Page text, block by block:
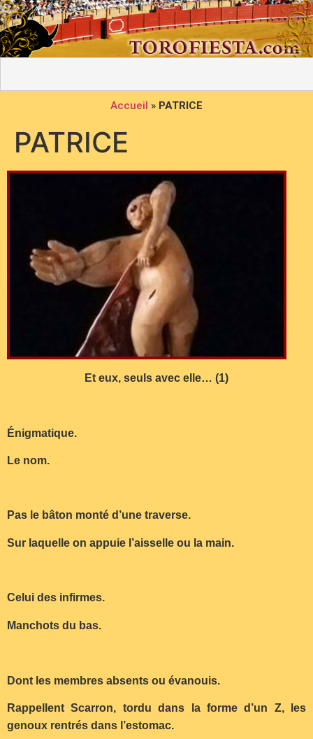
Accueil » PATRICE
PATRICE
Et eux, seuls avec elle… (1)
Énigmatique.
Le nom.
Pas le bâton monté d’une traverse.
Sur laquelle on appuie l’aisselle ou la main.
Celui des infirmes.
Manchots du bas.
Dont les membres absents ou évanouis.
Rappellent Scarron, tordu dans la forme d’un Z, les
genoux rentrés dans l’estomac.